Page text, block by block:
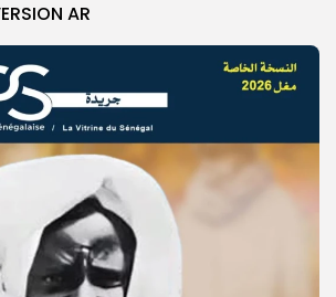
AR